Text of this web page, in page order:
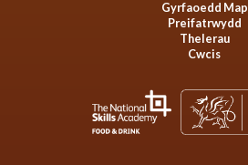
Gyrfaoedd Map
Preifatrwydd
Thelerau
Cwcis